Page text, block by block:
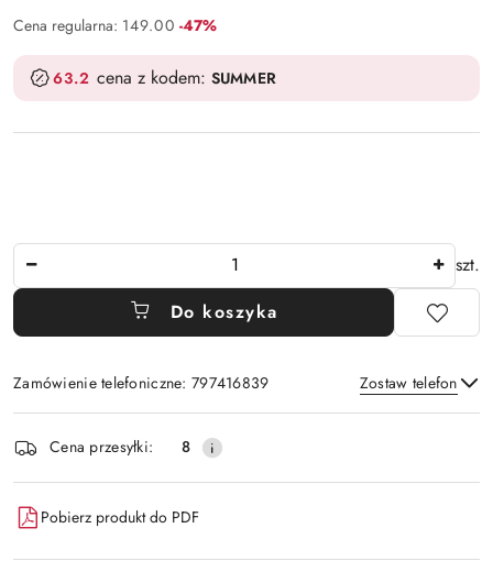
Cena regularna: 149.00 Rabat:
-47%
63.2 cena z kodem: SUMMER
szt.
Do koszyka
Zamówienie telefoniczne: 797416839 Zostaw telefon
Wyślij
Dostępność
i
dostawa
Cena przesyłki: 8
Pobierz produkt do PDF